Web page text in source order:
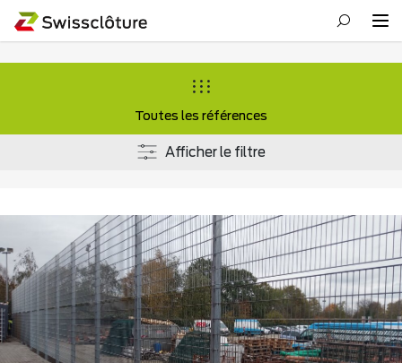
Toutes les références
Afficher le filtre